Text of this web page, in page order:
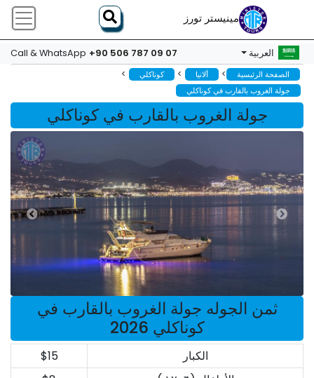
مينيستر تورز
العربية Call & WhatsApp +90 506 787 09 07
الصفحة الرئيسية > ألانيا > كوناكلي >
جولة الغروب بالقارب في كوناكلي
جولة الغروب بالقارب في كوناكلي
ثمن الجوله جولة الغروب بالقارب في
كوناكلي 2026
الكبار
$15